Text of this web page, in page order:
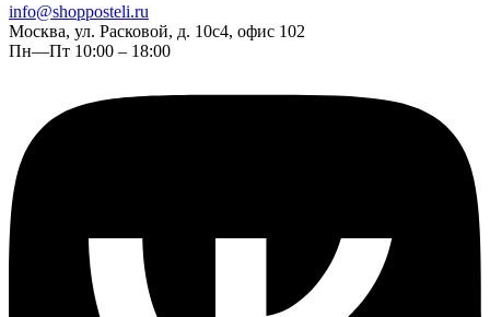
info@shopposteli.ru
Москва, ул. Расковой, д. 10с4, офис 102
Пн—Пт 10:00 – 18:00